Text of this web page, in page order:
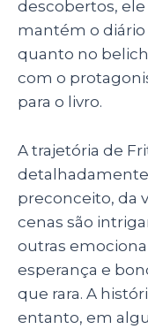
descobertos,
mantém o
quanto no
com o
para o livro.
A trajetória de
preconceito, da
cenas são
outras
esperança e
que rara. A
entanto, em